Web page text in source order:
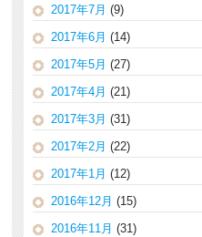
2017年7月 (9)
2017年6月 (14)
2017年5月 (27)
2017年4月 (21)
2017年3月 (31)
2017年2月 (22)
2017年1月 (12)
2016年12月 (15)
2016年11月 (31)